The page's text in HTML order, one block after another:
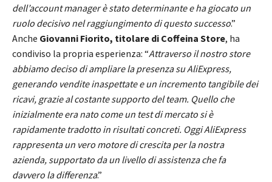
dell’account manager è stato determinante e ha giocato un
ruolo decisivo nel raggiungimento di questo successo.”
Anche Giovanni Fiorito, titolare di Coffeina Store, ha
condiviso la propria esperienza: “Attraverso il nostro store
abbiamo deciso di ampliare la presenza su AliExpress,
generando vendite inaspettate e un incremento tangibile dei
ricavi, grazie al costante supporto del team. Quello che
inizialmente era nato come un test di mercato si è
rapidamente tradotto in risultati concreti. Oggi AliExpress
rappresenta un vero motore di crescita per la nostra
azienda, supportato da un livello di assistenza che fa
davvero la differenza.”